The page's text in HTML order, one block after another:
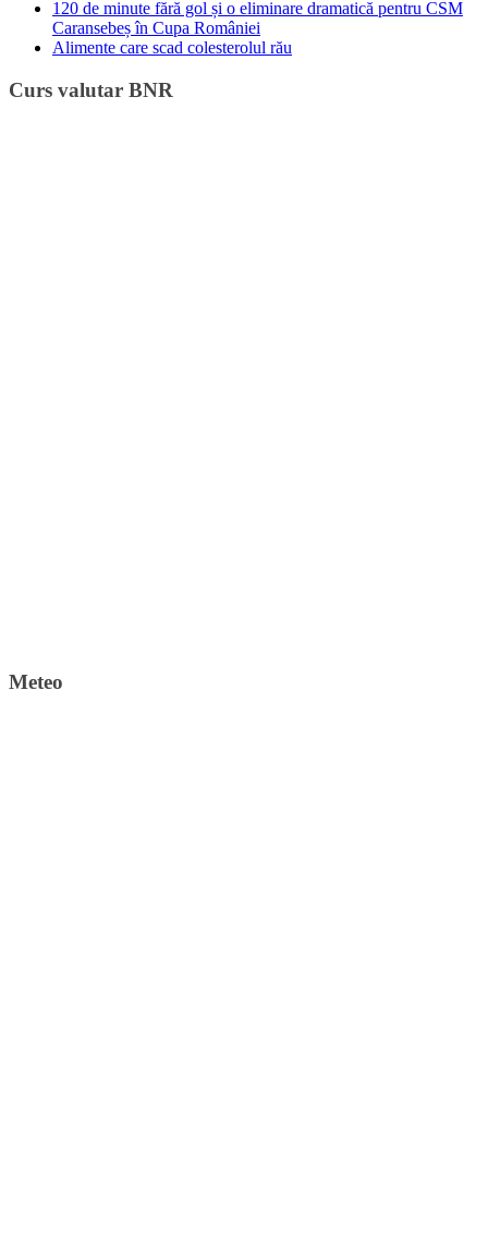
120 de minute fără gol și o eliminare dramatică pentru CSM
Caransebeș în Cupa României
Alimente care scad colesterolul rău
Curs valutar BNR
Meteo